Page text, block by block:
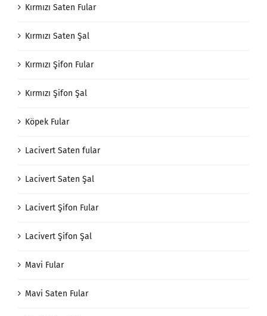
Kırmızı Saten Fular
Kırmızı Saten Şal
Kırmızı Şifon Fular
Kırmızı Şifon Şal
Köpek Fular
Lacivert Saten fular
Lacivert Saten Şal
Lacivert Şifon Fular
Lacivert Şifon Şal
Mavi Fular
Mavi Saten Fular